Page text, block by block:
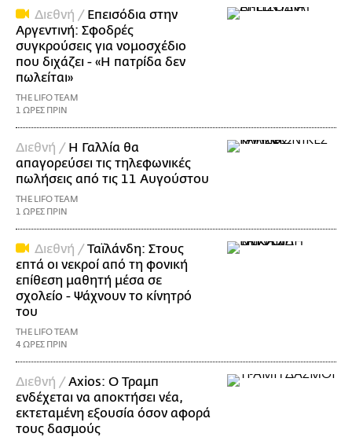
Διεθνή / Επεισόδια στην
Αργεντινή: Σφοδρές
συγκρούσεις για νομοσχέδιο
που διχάζει - «Η πατρίδα δεν
πωλείται»
THE LIFO TEAM
1 ΩΡΕΣ ΠΡΙΝ
Διεθνή / Η Γαλλία θα
απαγορεύσει τις τηλεφωνικές
πωλήσεις από τις 11 Αυγούστου
THE LIFO TEAM
1 ΩΡΕΣ ΠΡΙΝ
Διεθνή /Ταϊλάνδη: Στους
επτά οι νεκροί από τη φονική
επίθεση μαθητή μέσα σε
σχολείο - Ψάχνουν το κίνητρό
του
THE LIFO TEAM
4 ΩΡΕΣ ΠΡΙΝ
Διεθνή /Axios: Ο Τραμπ
ενδέχεται να αποκτήσει νέα,
εκτεταμένη εξουσία όσον αφορά
τους δασμούς